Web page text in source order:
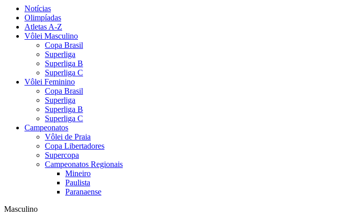
Notícias
Olimpíadas
Atletas A-Z
Vôlei Masculino
Copa Brasil
Superliga
Superliga B
Superliga C
Vôlei Feminino
Copa Brasil
Superliga
Superliga B
Superliga C
Campeonatos
Vôlei de Praia
Copa Libertadores
Supercopa
Campeonatos Regionais
Mineiro
Paulista
Paranaense
Masculino